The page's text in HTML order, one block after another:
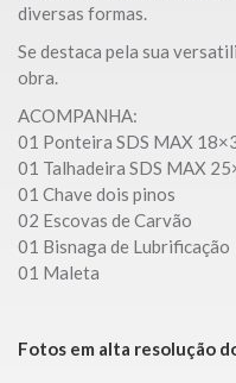
diversas formas.
Se destaca pela sua
obra.
ACOMPANHA:
01 Ponteira SDS MAX
01 Talhadeira SDS MAX
01 Chave dois pinos
02 Escovas de Carvão
01 Bisnaga de Lubrificação
01 Maleta
Fotos em alta resolução